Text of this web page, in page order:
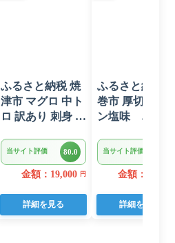
ふるさと納税 焼
津市 マグロ 中ト
ロ 訳あり 刺身 ミ
ロ 切り落とし 約
700g(a18-110)
当サイト評価 80.0
金額：19,000 円
詳細を見る
ふるさと納税
巻市 厚切り牛
ン塩味
ク)当サイト評価
金額：15,000
詳細を見る